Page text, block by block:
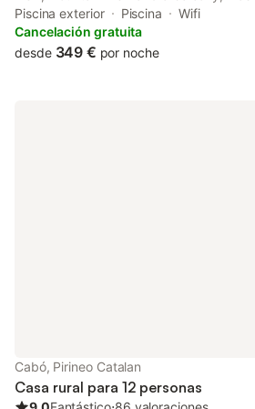
set in Aravell.
Piscina exterior Piscina
Wifi
Cancelación gratuita
desde 349 € por noche
Cabó, Pirineo Catalan
Casa rural para 12 personas